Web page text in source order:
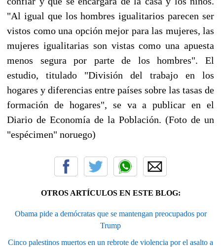
"Al igual que los hombres igualitarios parecen ser
vistos como una opción mejor para las mujeres, las
mujeres igualitarias son vistas como una apuesta
menos segura por parte de los hombres". El
estudio, titulado "División del trabajo en los
hogares y diferencias entre países sobre las tasas de
formación de hogares", se va a publicar en el
Diario de Economía de la Población. (Foto de un
"espécimen" noruego)
OTROS ARTÍCULOS EN ESTE BLOG:
Obama pide a demócratas que se mantengan preocupados por
Trump
Cinco palestinos muertos en un rebrote de violencia por el asalto a